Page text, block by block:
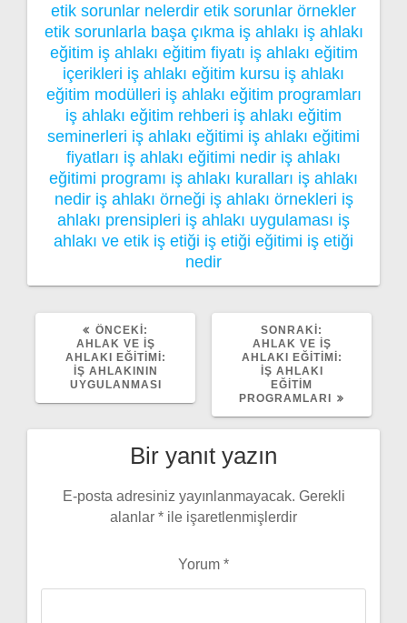
etik sorunlar nelerdir etik sorunlar örnekler
etik sorunlarla başa çıkma iş ahlakı iş ahlakı
eğitim iş ahlakı eğitim fiyatı iş ahlakı eğitim
içerikleri iş ahlakı eğitim kursu iş ahlakı
eğitim modülleri iş ahlakı eğitim programları
iş ahlakı eğitim rehberi iş ahlakı eğitim
seminerleri iş ahlakı eğitimi iş ahlakı eğitimi
fiyatları iş ahlakı eğitimi nedir iş ahlakı
eğitimi programı iş ahlakı kuralları iş ahlakı
nedir iş ahlakı örneği iş ahlakı örnekleri iş
ahlakı prensipleri iş ahlakı uygulaması iş
ahlakı ve etik iş etiği iş etiği eğitimi iş etiği
nedir
ÖNCEKI:
YAZI:
AHLAK VE İŞ
AHLAKI EĞITIMI:
İŞ AHLAKININ
UYGULANMASI
SONRAKI:
YAZI:
AHLAK VE İŞ
AHLAKI EĞITIMI:
İŞ AHLAKI
EĞITIM
PROGRAMLARI
Bir yanıt yazın
E-posta adresiniz yayınlanmayacak. Gerekli
alanlar * ile işaretlenmişlerdir
Yorum *